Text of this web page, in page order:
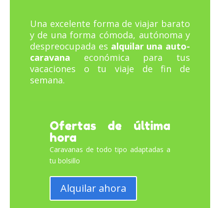
Una excelente forma de viajar barato
y de una forma cómoda, autónoma y
despreocupada es alquilar una auto-
caravana económica para tus
vacaciones o tu viaje de fin de
semana.
Ofertas de última
hora
Caravanas de todo tipo adaptadas a
tu bolsillo
Alquilar ahora